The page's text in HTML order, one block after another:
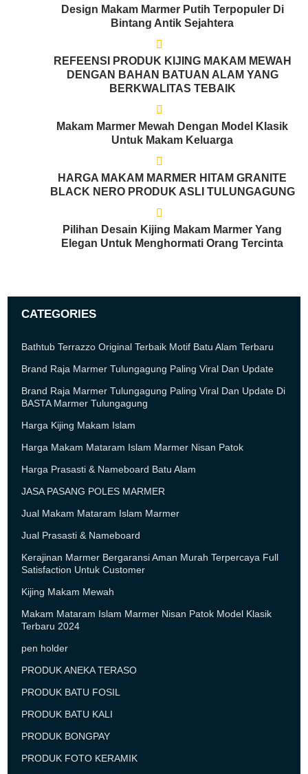
Design Makam Marmer Putih Terpopuler Di
Bintang Antik Sejahtera
REFEENSI PRODUK KIJING MAKAM MEWAH
DENGAN BAHAN BATUAN ALAM YANG
BERKWALITAS TEBAIK
Makam Marmer Mewah Dengan Model Klasik
Untuk Makam Keluarga
HARGA MAKAM MARMER HITAM GRANITE
BLACK NERO PRODUK ASLI TULUNGAGUNG
Pilihan Desain Kijing Makam Marmer Yang
Elegan Untuk Menghormati Orang Tercinta
CATEGORIES
Bathtub Terrazzo Original Terbaik Motif Batu Alam Terbaru
Brand Raja Marmer Tulungagung Paling Viral Dan Update
Brand Raja Marmer Tulungagung Paling Viral Dan Update Di
BASTA Marmer Tulungagung
Harga Kijing Makam Islam
Harga Makam Mataram Islam Marmer Nisan Patok
Harga Prasasti & Nameboard Batu Alam
JASA PASANG POLES MARMER
Jual Makam Mataram Islam Marmer
Jual Prasasti & Nameboard
Kerajinan Marmer Bergaransi Aman Murah Terpercaya Full
Satisfaction Untuk Customer
Kijing Makam Mewah
Makam Mataram Islam Marmer Nisan Patok Model Klasik
Terbaru 2024
pen holder
PRODUK ANEKA TERASO
PRODUK BATU FOSIL
PRODUK BATU KALI
PRODUK BONGPAY
PRODUK FOTO KERAMIK